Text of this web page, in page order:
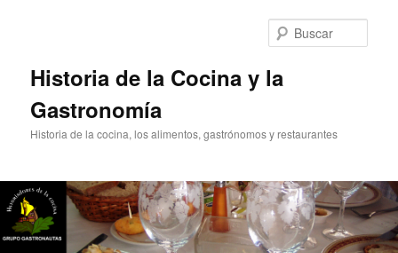
Historia de la Cocina y la
Gastronomía
Historia de la cocina, los alimentos, gastrónomos y restaurantes